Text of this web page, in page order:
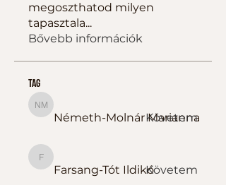
megoszthatod milyen
tapasztala...
Bővebb információk
tag
Németh-Molnár Marianna
Németh-Molnár Marianna
Követem
Farsang-Tót Ildikó
Farsang-Tót IldikóKövetem